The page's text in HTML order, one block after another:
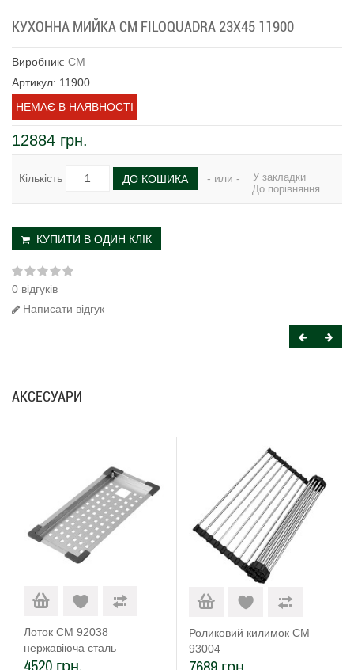
КУХОННА МИЙКА CM FILOQUADRA 23Х45 11900
Виробник: CM
Артикул: 11900
НЕМАЄ В НАЯВНОСТІ
12884 грн.
Кількість ДО КОШИКА - или -
У закладки
До порівняння
КУПИТИ В ОДИН КЛІК
0 відгуків
Написати відгук
АКСЕСУАРИ
Лоток CM 92038
нержавіюча сталь
4520 грн.
Роликовий килимок CM
93004